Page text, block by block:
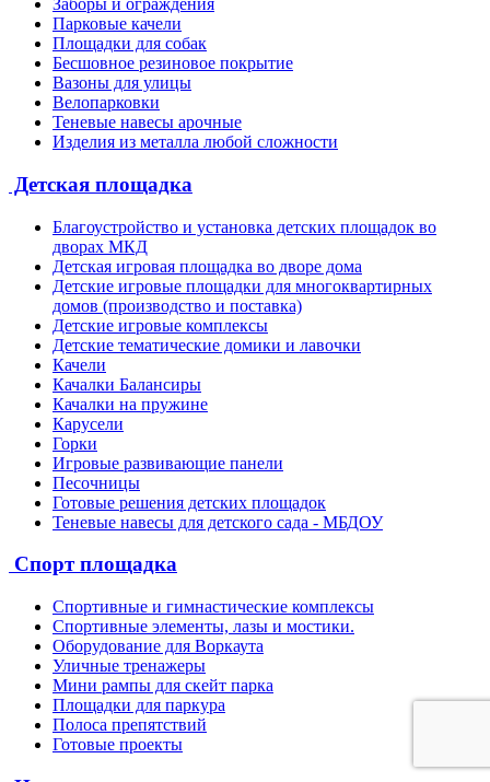
Заборы и ограждения
Парковые качели
Площадки для собак
Бесшовное резиновое покрытие
Вазоны для улицы
Велопарковки
Теневые навесы арочные
Изделия из металла любой сложности
Детская площадка
Благоустройство и установка детских площадок во
дворах МКД
Детская игровая площадка во дворе дома
Детские игровые площадки для многоквартирных
домов (производство и поставка)
Детские игровые комплексы
Детские тематические домики и лавочки
Качели
Качалки Балансиры
Качалки на пружине
Карусели
Горки
Игровые развивающие панели
Песочницы
Готовые решения детских площадок
Теневые навесы для детского сада - МБДОУ
Спорт площадка
Спортивные и гимнастические комплексы
Спортивные элементы, лазы и мостики.
Оборудование для Воркаута
Уличные тренажеры
Мини рампы для скейт парка
Площадки для паркура
Полоса препятствий
Готовые проекты